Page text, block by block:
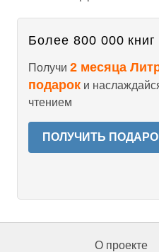
Более 800 000 книг
Получи 2 месяца
подарок и
чтением
ПОЛУЧИТЬ
О проекте